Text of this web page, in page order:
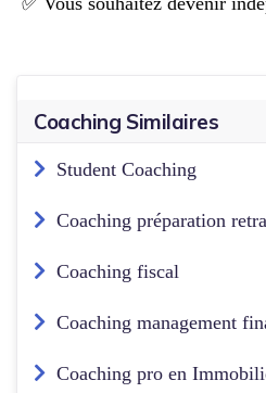
Coaching Similaires
Student Coaching
Coaching préparation
Coaching fiscal
Coaching management
Coaching pro en